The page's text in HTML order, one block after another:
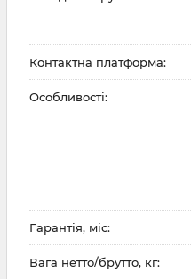
Контактна платформа:
Особливості:
Гарантія, міс:
Вага нетто/брутто, кг: